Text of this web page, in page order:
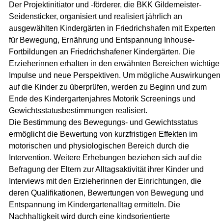
Der Projektinitiator und -förderer, die BKK Gildemeister-
Seidensticker, organisiert und realisiert jährlich an
ausgewählten Kindergärten in Friedrichshafen mit Experten
für Bewegung, Ernährung und Entspannung Inhouse-
Fortbildungen an Friedrichshafener Kindergärten. Die
Erzieherinnen erhalten in den erwähnten Bereichen wichtige
Impulse und neue Perspektiven. Um mögliche Auswirkungen
auf die Kinder zu überprüfen, werden zu Beginn und zum
Ende des Kindergartenjahres Motorik Screenings und
Gewichtsstatusbestimmungen realisiert.
Die Bestimmung des Bewegungs- und Gewichtsstatus
ermöglicht die Bewertung von kurzfristigen Effekten im
motorischen und physiologischen Bereich durch die
Intervention. Weitere Erhebungen beziehen sich auf die
Befragung der Eltern zur Alltagsaktivität ihrer Kinder und
Interviews mit den Erzieherinnen der Einrichtungen, die
deren Qualifikationen, Bewertungen von Bewegung und
Entspannung im Kindergartenalltag ermitteln. Die
Nachhaltigkeit wird durch eine kindsorientierte